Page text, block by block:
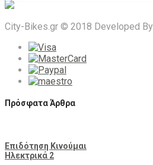
City-Bikes.gr © 2018 Developed By
Πρόσφατα Άρθρα
Επιδότηση Κινούμαι
Ηλεκτρικά 2